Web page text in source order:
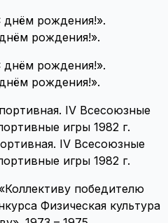
рождения!».
рождения!».
IV Всесоюзные
игры 1982 г.